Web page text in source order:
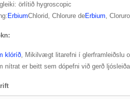
örlítið hygroscopic
ErbiumChlorid, Chlorure deErbium,
klóríð, Mikilvægt litarefni í glerframleiðslu
nítrat er beitt sem dópefni við gerð